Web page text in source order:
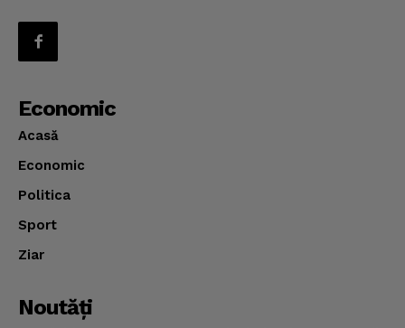
Economic
Acasă
Economic
Politica
Sport
Ziar
Noutăţi